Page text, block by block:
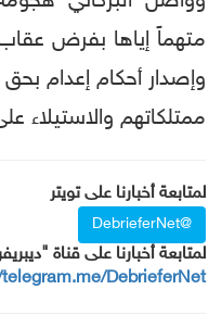
متهماً إياها بفرض
ممتلكاتهم والاستيلاء
لمتابعة أخبارنا على تويتر
@DebrieferNet
لمتابعة أخبارنا على قناة
DebrieferNet